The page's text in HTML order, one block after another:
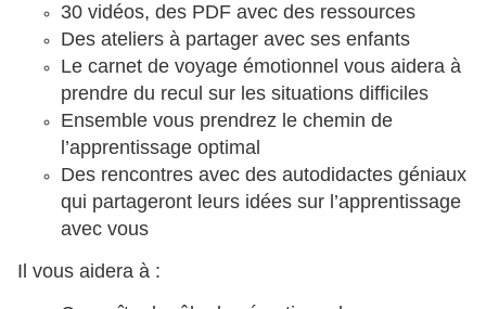
30 vidéos, des PDF avec des ressources
Des ateliers à partager avec ses enfants
Le carnet de voyage émotionnel vous aidera à
prendre du recul sur les situations difficiles
Ensemble vous prendrez le chemin de
l’apprentissage optimal
Des rencontres avec des autodidactes géniaux
qui partageront leurs idées sur l’apprentissage
avec vous
Il vous aidera à :